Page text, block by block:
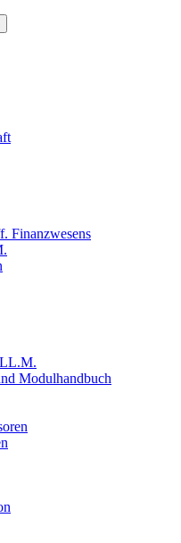
Finanzwesens
LL.M.
Modulhandbuch